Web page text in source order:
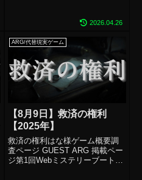
ラスマス生誕祭 二人を祝お
15：00～ ※点呼は14：30...
2026.04.26
ARG/代替現実ゲーム
【8月9日】救済の権利
【2025年】
救済の権利はな様ゲーム概要調
査ページ GUEST ARG 掲載ペー
ジ第1回Webミステリーブートキ